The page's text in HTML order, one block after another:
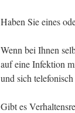
Haben Sie eines
Wenn bei Ihnen
auf eine Infektion
und sich
Gibt es